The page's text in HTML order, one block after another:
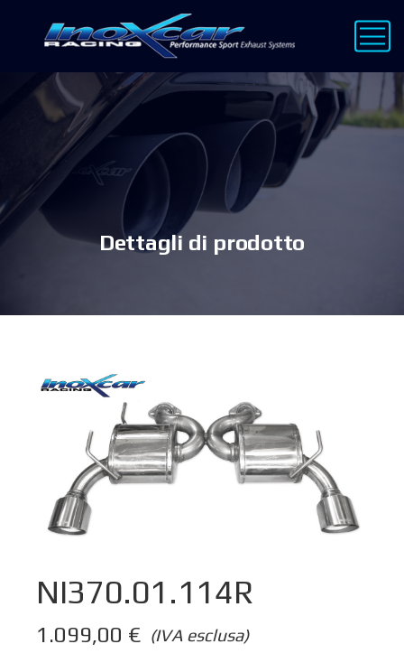
Dettagli di prodotto
NI370.01.114R
(IVA esclusa)
1.099,00 €